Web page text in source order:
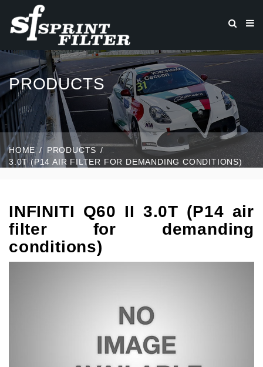
PRODUCTS
HOME
PRODUCTS
3.0T (P14 AIR FILTER FOR DEMANDING CONDITIONS)
INFINITI Q60 II 3.0T (P14 air
filter for demanding
conditions)